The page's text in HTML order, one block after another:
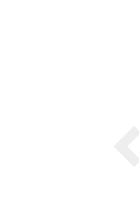
情報セキュリティ基
中核的労働要求事項に関